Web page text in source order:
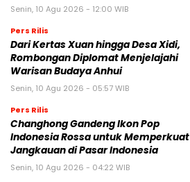
Senin, 10 Agu 2026 - 12:00 WIB
Pers Rilis
Dari Kertas Xuan hingga Desa Xidi,
Rombongan Diplomat Menjelajahi
Warisan Budaya Anhui
Senin, 10 Agu 2026 - 05:57 WIB
Pers Rilis
Changhong Gandeng Ikon Pop
Indonesia Rossa untuk Memperkuat
Jangkauan di Pasar Indonesia
Senin, 10 Agu 2026 - 04:22 WIB